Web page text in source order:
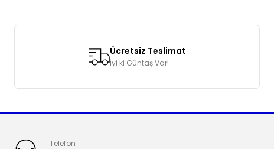
Ücretsiz Teslimat
İyi ki Güntaş Var!
Telefon